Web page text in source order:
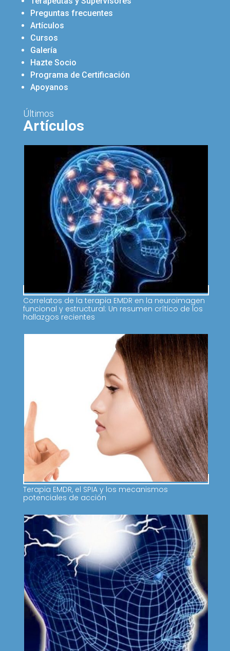
Preguntas frecuentes
Artículos
Cursos
Galería
Hazte Socio
Programa de Certificación
Apoyanos
Últimos
Artículos
Correlatos de la terapia EMDR en la neuroimagen
funcional y estructural: Un resumen crítico de los
hallazgos recientes
Terapia EMDR, el SPIA y los mecanismos
potenciales de acción